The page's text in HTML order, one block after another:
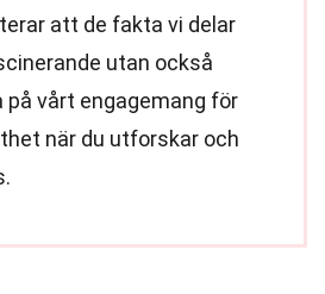
att de fakta vi delar
utan också
på vårt engagemang för
när du utforskar och